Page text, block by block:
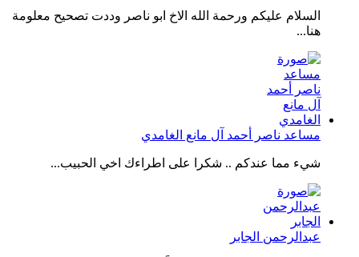
السلام عليكم ورحمة الله الاخ ابو ناصر وددت تصحيح معلومة
هنا...
مساعد ناصر أحمد آل مانع الغامدي
شيء مما عندكم .. شكرا على اطراءك اخي الحبيب...
عبدالرحمن الجابر